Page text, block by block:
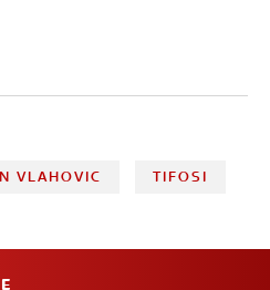
VLAHOVIC TIFOSI